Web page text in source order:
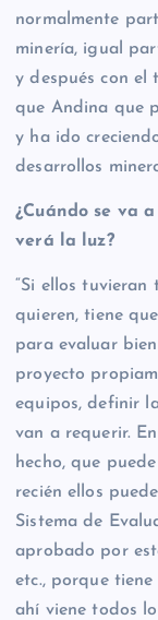
normalmente
minería, igual
y después con el
que Andina que
y ha ido
desarrollos
¿Cuándo se va
verá la luz?
“Si ellos
quieren, tiene
para evaluar
proyecto
equipos, definir
van a requerir.
hecho, que
recién ellos
Sistema de
aprobado por
etc., porque
ahí viene todos